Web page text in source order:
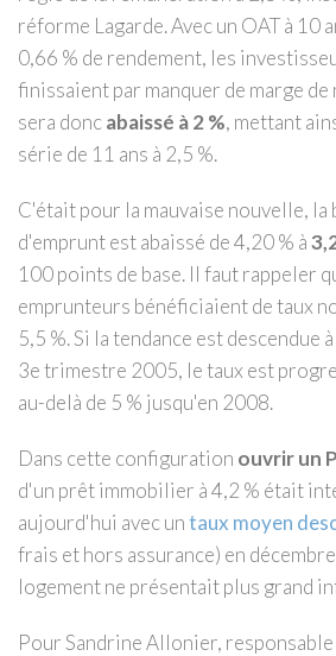
réforme Lagarde. Avec un OAT à 10
0,66 % de rendement, les
finissaient par manquer de marge
sera doncabaissé à 2 %, mettant
série de 11 ans à 2,5 %.
C'était pour la mauvaise nouvelle, la
d'emprunt est abaissé de 4,20 % à
100 points de base. Il faut rappeler
emprunteurs bénéficiaient de taux
5,5 %. Si la tendance est descendue
3e trimestre 2005, le taux est
au-delà de 5 % jusqu'en 2008.
Dans cette configuration ouvrir un
d'un prêt immobilier à 4,2 % était
aujourd'hui avec untaux moyen
frais et hors assurance) en
logement ne présentait plus grand
Pour Sandrine Allonier,